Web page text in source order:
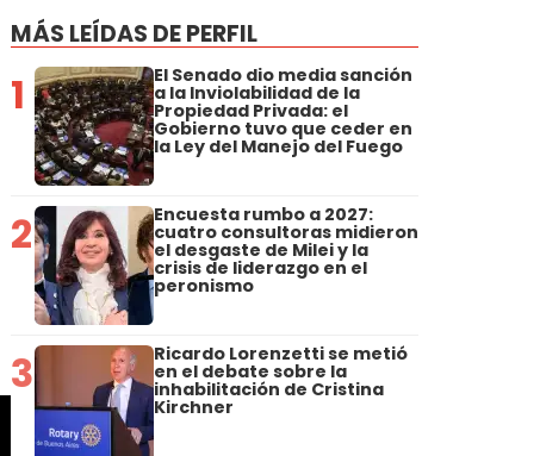
MÁS LEÍDAS DE PERFIL
1 El Senado dio media sanción
a la Inviolabilidad de la
Propiedad Privada: el
Gobierno tuvo que ceder en
la Ley del Manejo del Fuego
2 Encuesta rumbo a 2027:
cuatro consultoras midieron
el desgaste de Milei y la
crisis de liderazgo en el
peronismo
3 Ricardo Lorenzetti se metió
en el debate sobre la
inhabilitación de Cristina
Kirchner